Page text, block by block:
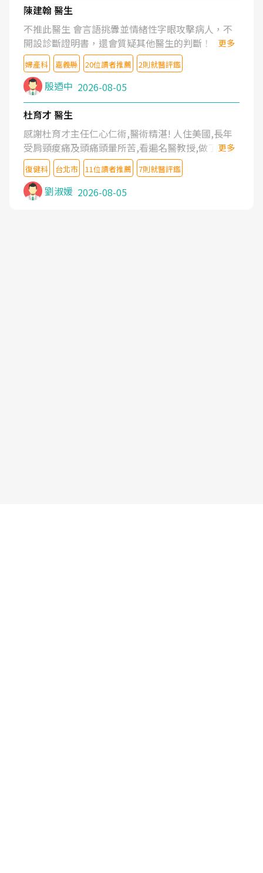
陳建翰 醫生
不推此醫生 會言語挑釁並情緒性字眼攻擊病人，不
開設診斷證明書，還會質疑其他醫生的判斷！
更多
婦產科 嘉義縣 20位讀者推薦 2則就醫評鑑
殷迺中 2026-08-05
杜育才 醫生
感謝杜育才主任仁心仁術,醫術精湛! 人住美國,長年
受肩頸痠痛及頭痛頭暈所苦,看遍名醫教授,做了各種
檢查,也嘗試過西醫打針,中醫針灸及物理徒手治療都
沒有用,後來連吃到嗎啡類止痛藥都效果有限,只是壓
症狀,沒多久就痛起來,多年失眠嚴重影響生活品質.
台灣親友介紹忠孝醫院杜育才主任是頸頭症候群專
更多
復健科 台北市 11位讀者推薦 7則就醫評鑑
劉淑媛 2026-08-05